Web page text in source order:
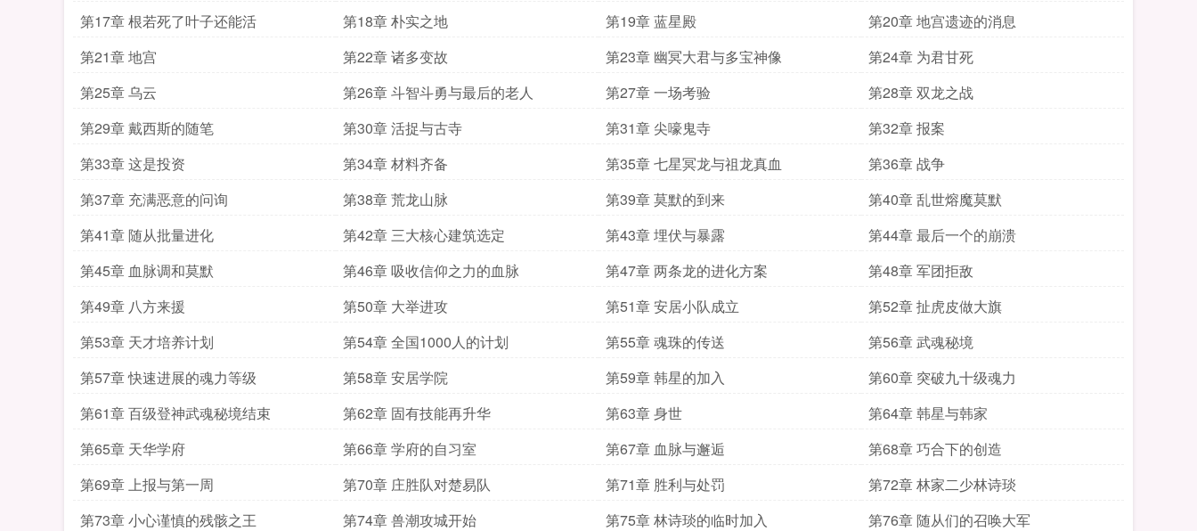
第17章 根若死了叶子还能活
第18章 朴实之地 第19章 蓝星殿
第20章 地宫遗迹的消息
第21章 地宫
第22章 诸多变故 第23章 幽冥大君与多宝神像
第24章 为君甘死
第25章 乌云
第26章 斗智斗勇与最后的老人 第27章 一场考验
第28章 双龙之战
第29章 戴西斯的随笔
第30章 活捉与古寺 第31章 尖嚎鬼寺
第32章 报案
第33章 这是投资
第34章 材料齐备 第35章 七星冥龙与祖龙真血
第36章 战争
第37章 充满恶意的问询
第38章 荒龙山脉 第39章 莫默的到来
第40章 乱世熔魔莫默
第41章 随从批量进化
第42章 三大核心建筑选定 第43章 埋伏与暴露
第44章 最后一个的崩溃
第45章 血脉调和莫默
第46章 吸收信仰之力的血脉 第47章 两条龙的进化方案
第48章 军团拒敌
第49章 八方来援
第50章 大举进攻 第51章 安居小队成立
第52章 扯虎皮做大旗
第53章 天才培养计划
第54章 全国1000人的计划 第55章 魂珠的传送
第56章 武魂秘境
第57章 快速进展的魂力等级
第58章 安居学院 第59章 韩星的加入
第60章 突破九十级魂力
第61章 百级登神武魂秘境结束
第62章 固有技能再升华 第63章 身世
第64章 韩星与韩家
第65章 天华学府
第66章 学府的自习室 第67章 血脉与邂逅
第68章 巧合下的创造
第69章 上报与第一周
第70章 庄胜队对楚易队 第71章 胜利与处罚
第72章 林家二少林诗琰
第73章 小心谨慎的残骸之王
第74章 兽潮攻城开始 第75章 林诗琰的临时加入
第76章 随从们的召唤大军